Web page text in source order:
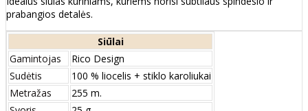
prabangios detalės.
Siūlai
Gamintojas
Rico Design
Sudėtis
100 % liocelis + stiklo karoliukai
Metražas
255 m.